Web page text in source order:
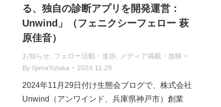
る、独自の診断アプリを開発運営：
Unwind」（フェニクシーフェロー 萩
原佳音）
お知らせ フェロー活動・進捗
メディア掲載・放映
By IijimaYutaka 2024.11.29
2024年11月29日付け生態会ブログで、株式会社
Unwind（アンワインド、兵庫県神戸市）創業